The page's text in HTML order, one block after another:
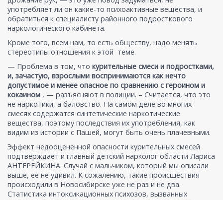
употребляет ли он какие-то психоактивные вещества, и
обратиться к специалисту районного подросткового
наркологического кабинета.
Кроме того, всем нам, то есть обществу, надо менять
стереотипы отношения к этой теме.
— Проблема в том, что курительные смеси и подростками,
и, зачастую, взрослыми воспринимаются как нечто
допустимое и менее опасное по сравнению с героином и
кокаином , — разъясняют в полиции. – Считается, что это
не наркотики, а баловство. На самом деле во многих
смесях содержатся синтетические наркотические
вещества, поэтому последствия их употребления, как
видим из истории с Пашей, могут быть очень плачевными.
Эффект недооцененной опасности курительных смесей
подтверждает и главный детский нарколог области Лариса
АНТЕРЕЙКИНА. Случай с мальчиком, который мы описали
выше, ее не удивил. К сожалению, такие происшествия
происходили в Новосибирске уже не раз и не два.
Статистика интоксикационных психозов, вызванных